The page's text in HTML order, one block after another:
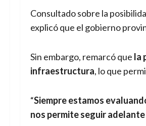
Consultado sobre la
explicó que el gobierno
Sin embargo, remarcó que la
infraestructura, lo que
“Siempre estamos
nos permite seguir